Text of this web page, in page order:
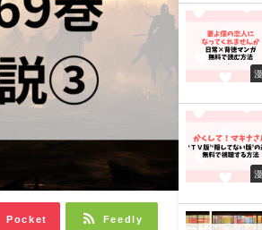
Pocket Feedly